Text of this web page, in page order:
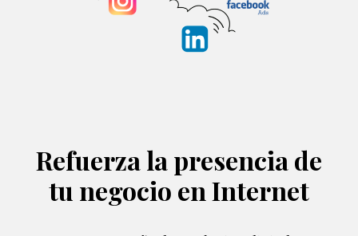
Refuerza la presencia de
tu negocio en Internet